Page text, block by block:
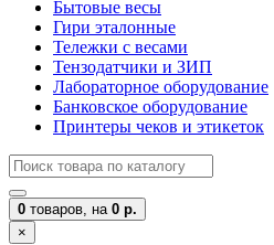
Бытовые весы
Гири эталонные
Тележки с весами
Тензодатчики и ЗИП
Лабораторное оборудование
Банковское оборудование
Принтеры чеков и этикеток
0 товаров, на 0 р.
×